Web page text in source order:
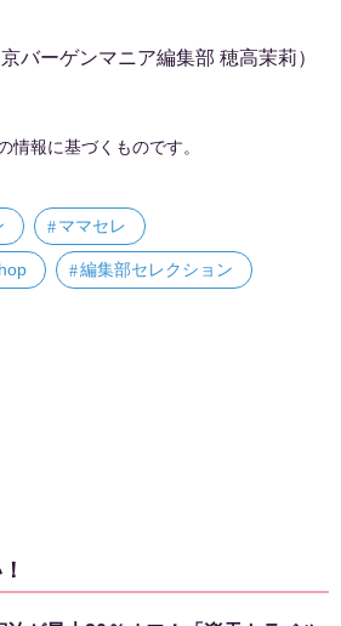
京バーゲンマニア編集部 穂高茉莉）
情報に基づくものです。
ママセレ
編集部セレクション